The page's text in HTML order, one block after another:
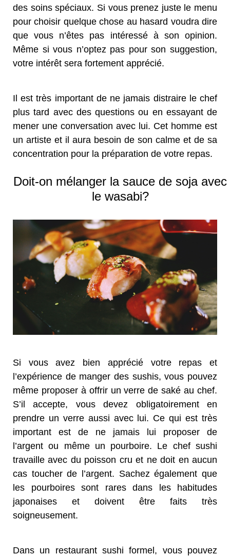
des soins spéciaux. Si vous prenez juste le menu
pour choisir quelque chose au hasard voudra dire
que vous n’êtes pas intéressé à son opinion.
Même si vous n’optez pas pour son suggestion,
votre intérêt sera fortement apprécié.
Il est très important de ne jamais distraire le chef
plus tard avec des questions ou en essayant de
mener une conversation avec lui. Cet homme est
un artiste et il aura besoin de son calme et de sa
concentration pour la préparation de votre repas.
Doit-on mélanger la sauce de soja avec
le wasabi?
Si vous avez bien apprécié votre repas et
l’expérience de manger des sushis, vous pouvez
même proposer à offrir un verre de saké au chef.
S’il accepte, vous devez obligatoirement en
prendre un verre aussi avec lui. Ce qui est très
important est de ne jamais lui proposer de
l’argent ou même un pourboire. Le chef sushi
travaille avec du poisson cru et ne doit en aucun
cas toucher de l’argent. Sachez également que
les pourboires sont rares dans les habitudes
japonaises et doivent être faits très
soigneusement.
Dans un restaurant sushi formel, vous pouvez